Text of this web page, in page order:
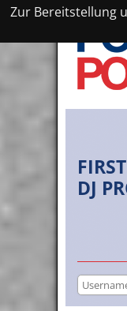
Zur Bereitstellung
DJ